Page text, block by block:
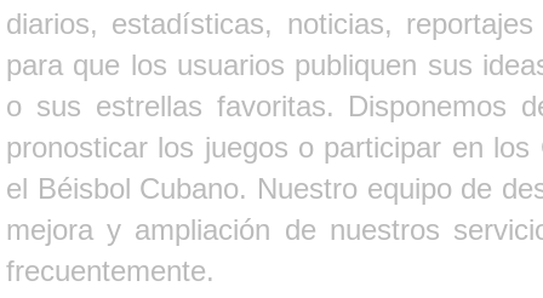
diarios, estadísticas, noticias,
para que los usuarios publiquen sus
o sus estrellas favoritas. Disponemos
pronosticar los juegos o participar en
el Béisbol Cubano. Nuestro equipo de
mejora y ampliación de nuestros
frecuentemente.